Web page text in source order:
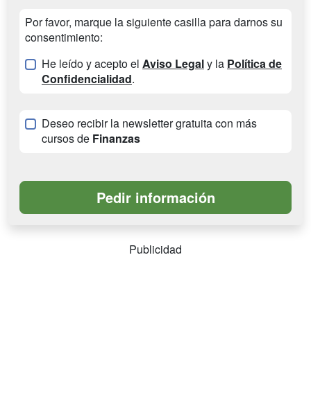
Por favor, marque la siguiente casilla para darnos su
consentimiento:
He leído y acepto el Aviso Legaly la Política de
Confidencialidad.
Deseo recibir la newsletter gratuita con más
cursos de Finanzas
Publicidad